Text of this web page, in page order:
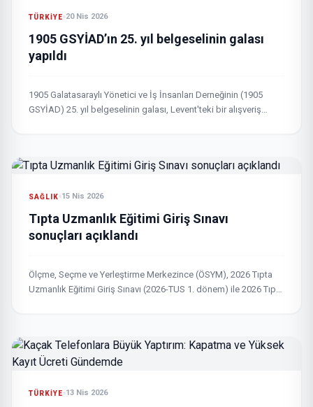
TÜRKIYE 20 Nis 2026
1905 GSYİAD’ın 25. yıl belgeselinin galası
yapıldı
1905 Galatasaraylı Yönetici ve İş İnsanları Derneğinin (1905
GSYİAD) 25. yıl belgeselinin galası, Levent'teki bir alışveriş
SAĞLIK 15 Nis 2026
Tıpta Uzmanlık Eğitimi Giriş Sınavı
sonuçları açıklandı
Ölçme, Seçme ve Yerleştirme Merkezince (ÖSYM), 2026 Tıpta
Uzmanlık Eğitimi Giriş Sınavı (2026-TUS 1. dönem) ile 2026 Tıp
TÜRKIYE 13 Nis 2026